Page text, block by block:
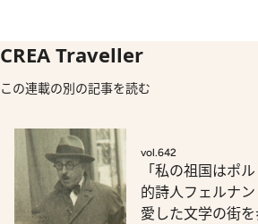
CREA Traveller
この連載の別の記事を読む
vol.642
「私の祖国はポ
的詩人フェルナ
愛した文学の街を